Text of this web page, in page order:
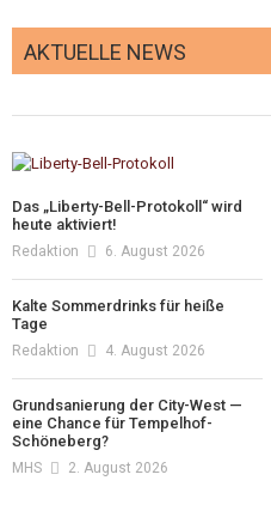
AKTUELLE NEWS
Das „Liberty-Bell-Protokoll“ wird
heute aktiviert!
Redaktion 6. August 2026
Kalte Sommerdrinks für heiße
Tage
Redaktion 4. August 2026
Grundsanierung der City-West —
eine Chance für Tempelhof-
Schöneberg?
MHS 2. August 2026